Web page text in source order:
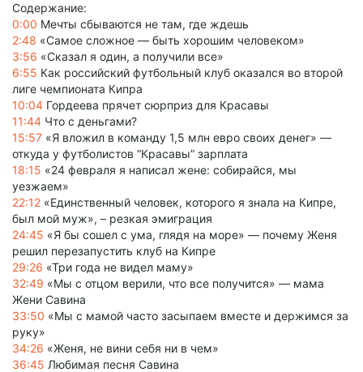
Содержание:
0:00 Мечты сбываются не там, где ждешь
2:48 «Самое сложное — быть хорошим человеком»
3:56 «Сказал я один, а получили все»
6:55 Как российский футбольный клуб оказался во второй
лиге чемпионата Кипра
10:04 Гордеева прячет сюрприз для Красавы
11:44 Что с деньгами?
15:57 «Я вложил в команду 1,5 млн евро своих денег» —
откуда у футболистов “Красавы” зарплата
18:15 «24 февраля я написал жене: собирайся, мы
уезжаем»
22:12 «Единственный человек, которого я знала на Кипре,
был мой муж», – резкая эмиграция
24:45 «Я бы сошел с ума, глядя на море» — почему Женя
решил перезапустить клуб на Кипре
29:26 «Три года не видел маму»
32:49 «Мы с отцом верили, что все получится» — мама
Жени Савина
33:50 «Мы с мамой часто засыпаем вместе и держимся за
руку»
34:26 «Женя, не вини себя ни в чем»
36:45 Любимая песня Савина